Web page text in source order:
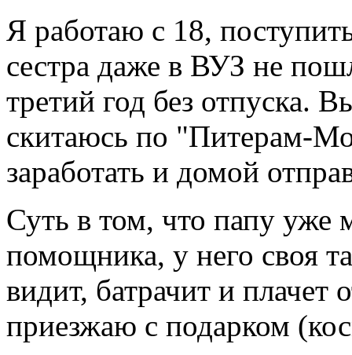
Я работаю с 18,
сестра даже в ВУЗ не
третий год без отпуска.
скитаюсь по "Питерам-
заработать и домой
Суть в том, что папу уже
помощника, у него своя
видит, батрачит и плачет
приезжаю с подарком